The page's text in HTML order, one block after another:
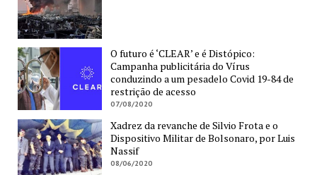
O futuro é ‘CLEAR’ e é Distópico:
Campanha publicitária do Vírus
conduzindo a um pesadelo Covid 19-84 de
restrição de acesso
07/08/2020
Xadrez da revanche de Silvio Frota e o
Dispositivo Militar de Bolsonaro, por Luis
Nassif
08/06/2020